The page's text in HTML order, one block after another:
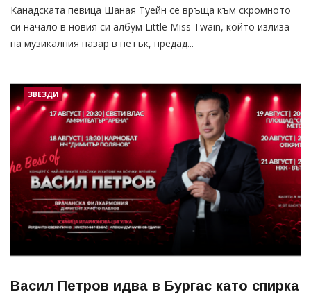
Канадската певица Шаная Туейн се връща към скромното
си начало в новия си албум Little Miss Twain, който излиза
на музикалния пазар в петък, предад...
ЗВЕЗДИ
Васил Петров идва в Бургас като спирка